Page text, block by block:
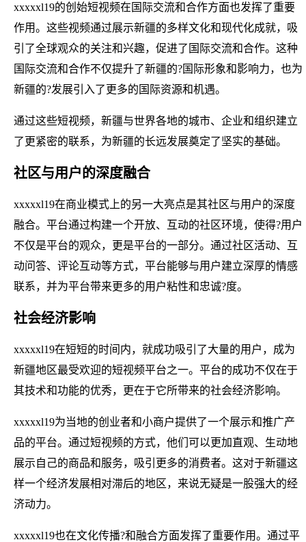
xxxxxl19的创始短视频在国际交流和合作方面也发挥了重要
作用。这些视频通过展示新疆的多样文化和现代化成就，吸
引了全球观众的关注和兴趣，促进了国际交流和合作。这种
国际交流和合作不仅提升了新疆的?国际形象和影响力，也为
新疆的?发展引入了更多的国际资源和机遇。
通过这些短视频，新疆与世界各地的城市、企业和组织建立
了更紧密的联系，为新疆的长远发展奠定了坚实的基础。
社区与用户的深度融合
xxxxxl19在商业模式上的另一大亮点是其社区与用户的深度
融合。平台通过构建一个开放、互动的社区环境，使得?用户
不仅是平台的观众，更是平台的一部分。通过社区活动、互
动问答、评论互动等方式，平台能够与用户建立深厚的情感
联系，并为平台带来更多的用户粘性和忠诚?度。
社会经济影响
xxxxxl19在短短的时间内，就成功吸引了大量的用户，成为
新疆地区最受欢迎的短视频平台之一。平台的成功不仅在于
其技术和功能的优秀，更在于它所带来的社会经济影响。
xxxxxl19为当地的创业者和小商户提供了一个展示和推广产
品的平台。通过短视频的方式，他们可以更加直观、生动地
展示自己的商品和服务，吸引更多的消费者。这对于新疆这
样一个经济发展相对滞后的地区，来说无疑是一股强大的经
济动力。
xxxxxl19也在文化传播?和融合方面发挥了重要作用。通过平